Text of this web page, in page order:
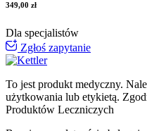
349,00 zł
Dla specjalistów
Zgłoś zapytanie
To jest produkt medyczny.
użytkowania lub etykietą.
Produktów Leczniczych